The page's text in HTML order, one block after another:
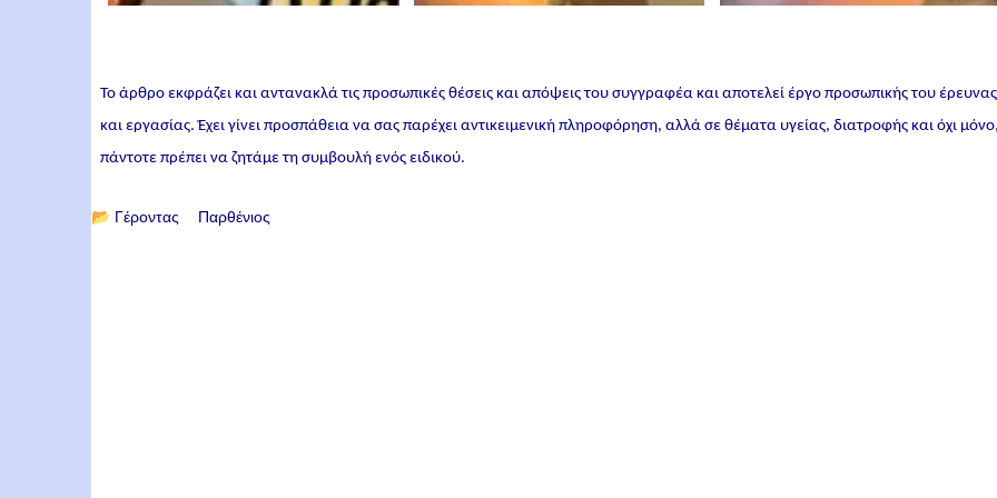
Το άρθρο εκφράζει και αντανακλά τις προσωπικές θέσεις και απόψεις του συγγραφέα και αποτελεί έργο προσωπικής του έρευνας
και εργασίας. Έχει γίνει προσπάθεια να σας παρέχει αντικειμενική πληροφόρηση, αλλά σε θέματα υγείας, διατροφής και όχι
πάντοτε πρέπει να ζητάμε τη συμβουλή ενός ειδικού.
📂 Γέροντας Παρθένιος